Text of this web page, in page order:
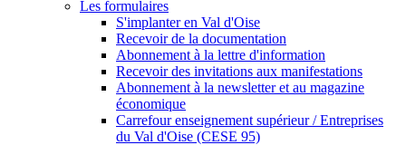
Les formulaires
S'implanter en Val d'Oise
Recevoir de la documentation
Abonnement à la lettre d'information
Recevoir des invitations aux manifestations
Abonnement à la newsletter et au magazine
économique
Carrefour enseignement supérieur / Entreprises
du Val d'Oise (CESE 95)